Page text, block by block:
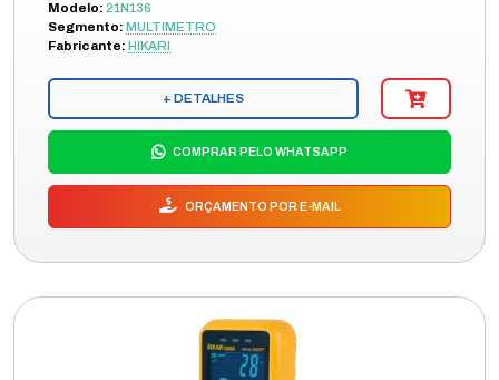
Modelo: 21N136
Segmento: MULTIMETRO
Fabricante: HIKARI
+ DETALHES
COMPRAR PELO WHATSAPP
ORÇAMENTO POR E-MAIL